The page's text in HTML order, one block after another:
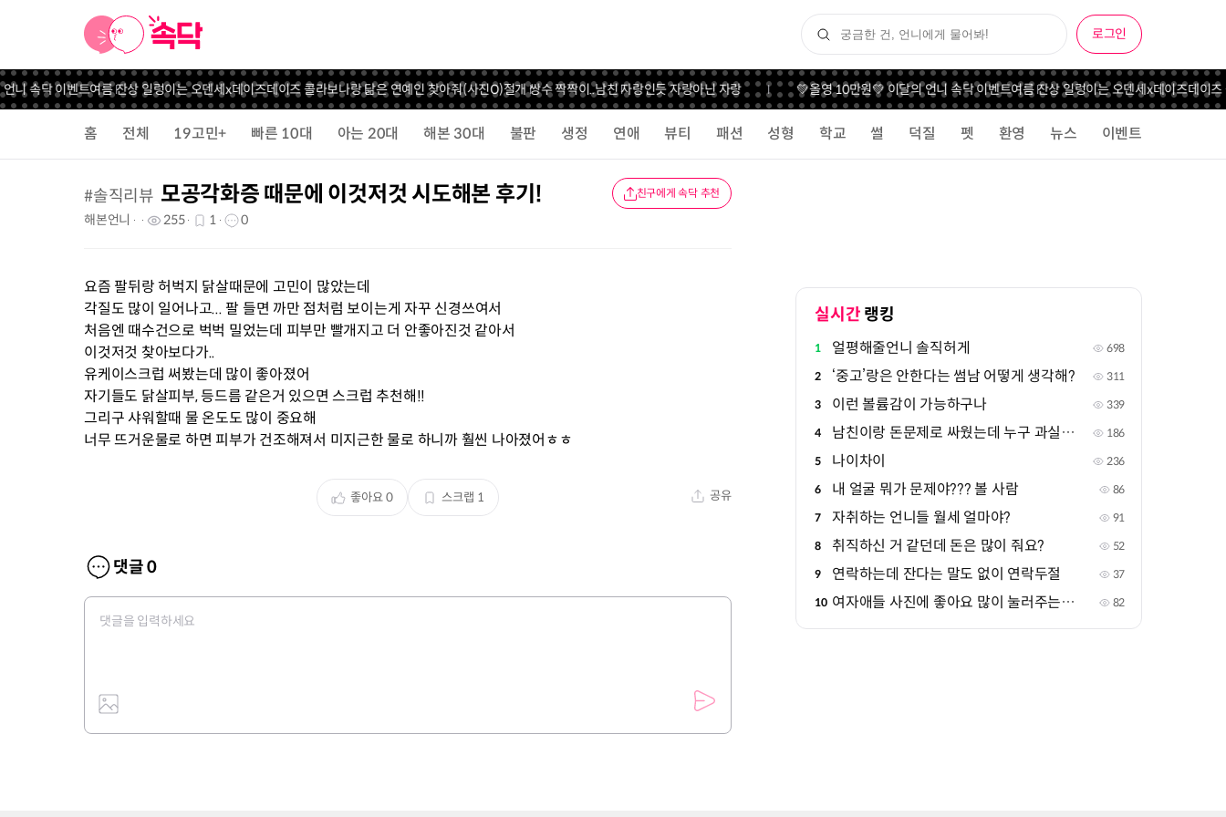
로그인
니 속닥 이벤트여름 잔상 일렁이는 오덴세x데이즈데이즈 콜라보나랑 닮은 연예인 찾아줘(사진O)절개 쌍수 짝짝이..남친 자랑인듯 자랑아닌 자랑 💚올영 10만원💚 이달의 언니 속닥 이벤트여름 잔상 일렁이는 오덴세x데이즈데이즈
홈 전체 19고민+ 빠른 10대 아는 20대 해본 30대 불판 생정 연애 뷰티 패션 성형 학교 썰 덕질 펫 환영 뉴스 이벤트
#솔직리뷰 모공각화증 때문에 이것저것 시도해본 후기! 친구에게 속닥 추천
해본언니 255 1 0
요즘 팔뒤랑 허벅지 닭살때문에 고민이 많았는데
각질도 많이 일어나고... 팔 들면 까만 점처럼 보이는게 자꾸 신경쓰여서
처음엔 때수건으로 벅벅 밀었는데 피부만 빨개지고 더 안좋아진것 같아서
이것저것 찾아보다가..
유케이스크럽 써봤는데 많이 좋아졌어
자기들도 닭살피부, 등드름 같은거 있으면 스크럽 추천해!!
그리구 샤워할때 물 온도도 많이 중요해
너무 뜨거운물로 하면 피부가 건조해져서 미지근한 물로 하니까 훨씬 나아졌어ㅎㅎ
좋아요0 스크랩 1 공유
댓글0
실시간 랭킹
1 얼평해줄언니 솔직허게 698
2 ‘중고’랑은 안한다는 썸남 어떻게 생각해? 311
3 이런 볼륨감이 가능하구나 339
4 남친이랑 돈문제로 싸웠는데 누구 과실같아? 186
5 나이차이 236
6 내 얼굴 뭐가 문제야??? 볼 사람 86
7 자취하는 언니들 월세 얼마야? 91
8 취직하신 거 같던데 돈은 많이 줘요? 52
9 연락하는데 잔다는 말도 없이 연락두절 37
10 여자애들 사진에 좋아요 많이 눌러주는 애들 82